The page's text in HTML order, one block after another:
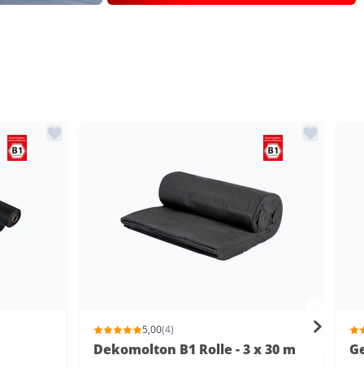
5,00(4)
Dekomolton B1 Rolle - 3 x 30 m